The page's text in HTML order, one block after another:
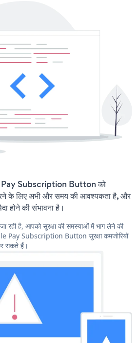
Pay Subscription Button को
के लिए अभी और समय की आवश्यकता है, और
होने की संभावना है।
रही है, आपको सुरक्षा की समस्याओं में भाग लेने की
Pay Subscription Button सुरक्षा कमजोरियों
सकते हैं।